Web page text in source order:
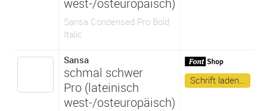
west-/osteuropäisch)
Sansa Condensed Pro Bold
Italic
Sansa
schmal schwer
Pro (lateinisch
west-/osteuropäisch)
Schrift laden…